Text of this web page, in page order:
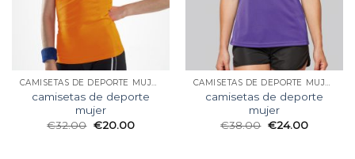
CAMISETAS DE DEPORTE MUJER
camisetas de deporte
mujer
€32.00 €20.00
CAMISETAS DE DEPORTE MUJER
camisetas de deporte
mujer
€38.00 €24.00